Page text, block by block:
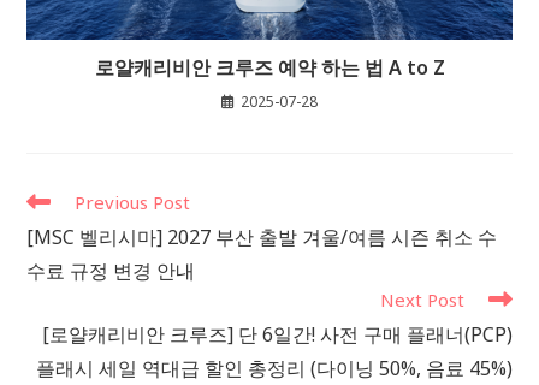
로얄캐리비안 크루즈 예약 하는 법 A to Z
2025-07-28
Read
articles
Previous Post
[MSC 벨리시마] 2027 부산 출발 겨울/여름 시즌 취소 수
수료 규정 변경 안내
Next Post
[로얄캐리비안 크루즈] 단 6일간! 사전 구매 플래너(PCP)
플래시 세일 역대급 할인 총정리 (다이닝 50%, 음료 45%)